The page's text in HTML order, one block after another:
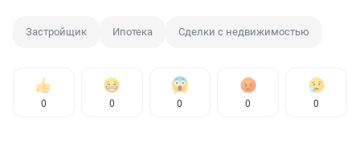
Застройщик Ипотека Сделки с недвижимостью
0 0 0 0 0